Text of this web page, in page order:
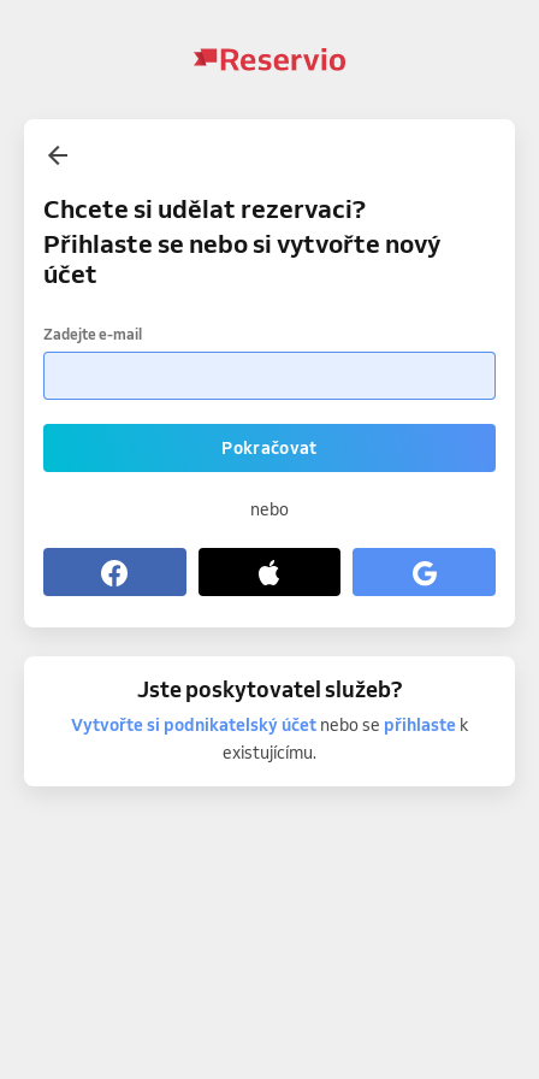
Chcete si udělat rezervaci?
Přihlaste se nebo si vytvořte nový
účet
Zadejte e-mail
Pokračovat
nebo
Jste poskytovatel služeb?
Vytvořte si podnikatelský účetnebo se přihlastek
existujícímu.